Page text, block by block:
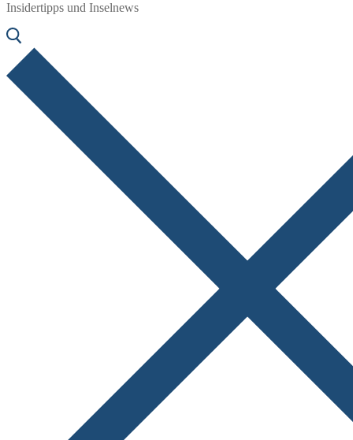
Insidertipps und Inselnews